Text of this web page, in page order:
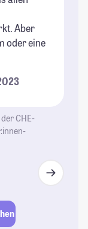
Aber
oder eine
CHE-